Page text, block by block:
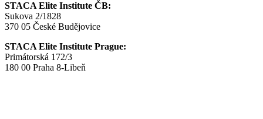
STACA Elite Institute ČB:
Sukova 2/1828
370 05 České Budějovice
STACA Elite Institute Prague:
Primátorská 172/3
180 00 Praha 8-Libeň